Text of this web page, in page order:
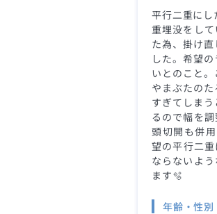
平行二重にし
重埋没をし
た為、掛け
した。希望
いとのこと
やまぶたの
すぎてしま
るので幅を
頭切開も併
望の平行二
ならないよ
ます🫧
年齢・性別